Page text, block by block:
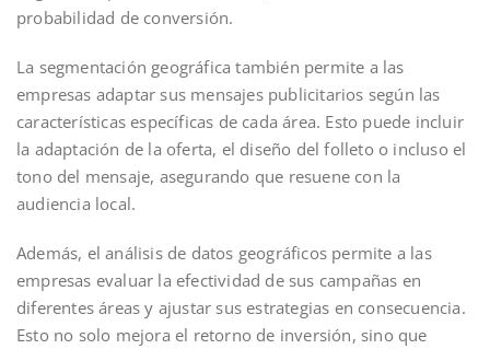
probabilidad de conversión.
La segmentación geográfica también permite a las
empresas adaptar sus mensajes publicitarios según las
características específicas de cada área. Esto puede incluir
la adaptación de la oferta, el diseño del folleto o incluso el
tono del mensaje, asegurando que resuene con la
audiencia local.
Además, el análisis de datos geográficos permite a las
empresas evaluar la efectividad de sus campañas en
diferentes áreas y ajustar sus estrategias en consecuencia.
Esto no solo mejora el retorno de inversión, sino que